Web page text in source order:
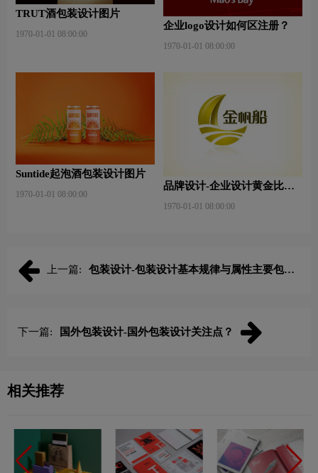
TRUT酒包装设计图片
1970-01-01 08:00:00
企业logo设计如何区注册？
1970-01-01 08:00:00
Suntide起泡酒包装设计图片
1970-01-01 08:00:00
品牌设计-企业设计黄金比例
1970-01-01 08:00:00
上一篇:
包装设计-包装设计基本规律与属性主要包括
下一篇: 国外包装设计-国外包装设计关注点？
相关推荐